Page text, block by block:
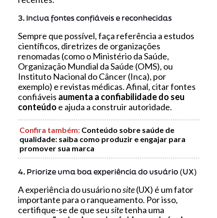
3. Inclua fontes confiáveis e reconhecidas
Sempre que possível, faça referência a estudos
científicos, diretrizes de organizações
renomadas (como o Ministério da Saúde,
Organização Mundial da Saúde (OMS), ou
Instituto Nacional do Câncer (Inca), por
exemplo) e revistas médicas. Afinal, citar fontes
confiáveis aumenta a confiabilidade do seu
conteúdo e ajuda a construir autoridade.
Confira também: Conteúdo sobre saúde de
qualidade: saiba como produzir e engajar para
promover sua marca
4. Priorize uma boa experiência do usuário (UX)
A experiência do usuário nosite(UX) é um fator
importante para o ranqueamento. Por isso,
certifique-se de que seusitetenha uma